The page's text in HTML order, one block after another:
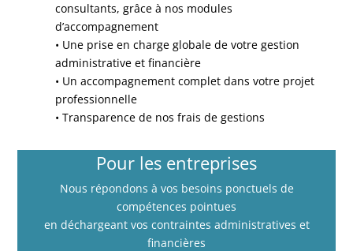
consultants, grâce à nos modules
d’accompagnement
• Une prise en charge globale de votre gestion
administrative et financière
• Un accompagnement complet dans votre projet
professionnelle
• Transparence de nos frais de gestions
Pour les entreprises
Nous répondons à vos besoins ponctuels de
compétences pointues
en déchargeant vos contraintes administratives et
financières